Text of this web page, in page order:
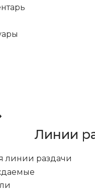
Линии
линии раздачи